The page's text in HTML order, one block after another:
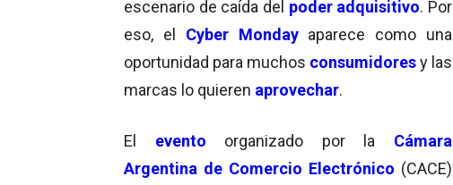
escenario de caída del poder adquisitivo. Por
eso, el Cyber Mondayaparece como una
oportunidad para muchos consumidoresy las
marcas lo quieren aprovechar.
El evento organizado por la Cámara
Argentina de Comercio Electrónico (CACE)